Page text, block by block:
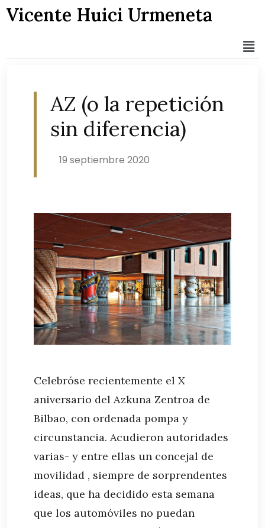
Vicente Huici Urmeneta
AZ (o la repetición
sin diferencia)
19 septiembre 2020
Celebróse recientemente el X
aniversario del Azkuna Zentroa de
Bilbao, con ordenada pompa y
circunstancia. Acudieron autoridades
varias- y entre ellas un concejal de
movilidad , siempre de sorprendentes
ideas, que ha decidido esta semana
que los automóviles no puedan